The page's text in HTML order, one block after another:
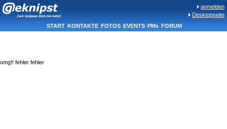
anmelden
Desktopseite
START KONTAKTE FOTOS EVENTS PMs FORUM
omg!! fehler fehler